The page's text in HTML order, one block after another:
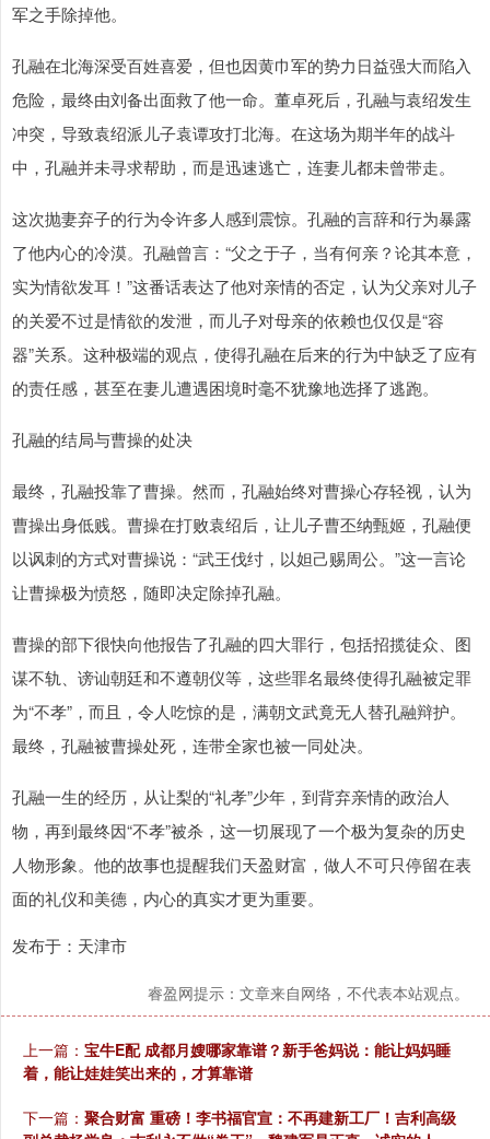
军之手除掉他。
孔融在北海深受百姓喜爱，但也因黄巾军的势力日益强大而陷入
危险，最终由刘备出面救了他一命。董卓死后，孔融与袁绍发生
冲突，导致袁绍派儿子袁谭攻打北海。在这场为期半年的战斗
中，孔融并未寻求帮助，而是迅速逃亡，连妻儿都未曾带走。
这次抛妻弃子的行为令许多人感到震惊。孔融的言辞和行为暴露
了他内心的冷漠。孔融曾言：“父之于子，当有何亲？论其本意，
实为情欲发耳！”这番话表达了他对亲情的否定，认为父亲对儿子
的关爱不过是情欲的发泄，而儿子对母亲的依赖也仅仅是“容
器”关系。这种极端的观点，使得孔融在后来的行为中缺乏了应有
的责任感，甚至在妻儿遭遇困境时毫不犹豫地选择了逃跑。
孔融的结局与曹操的处决
最终，孔融投靠了曹操。然而，孔融始终对曹操心存轻视，认为
曹操出身低贱。曹操在打败袁绍后，让儿子曹丕纳甄姬，孔融便
以讽刺的方式对曹操说：“武王伐纣，以妲己赐周公。”这一言论
让曹操极为愤怒，随即决定除掉孔融。
曹操的部下很快向他报告了孔融的四大罪行，包括招揽徒众、图
谋不轨、谤讪朝廷和不遵朝仪等，这些罪名最终使得孔融被定罪
为“不孝”，而且，令人吃惊的是，满朝文武竟无人替孔融辩护。
最终，孔融被曹操处死，连带全家也被一同处决。
孔融一生的经历，从让梨的“礼孝”少年，到背弃亲情的政治人
物，再到最终因“不孝”被杀，这一切展现了一个极为复杂的历史
人物形象。他的故事也提醒我们天盈财富，做人不可只停留在表
面的礼仪和美德，内心的真实才更为重要。
发布于：天津市
睿盈网提示：文章来自网络，不代表本站观点。
上一篇： 宝牛E配 成都月嫂哪家靠谱？新手爸妈说：能让妈妈睡
着，能让娃娃笑出来的，才算靠谱
下一篇： 聚合财富 重磅！李书福官宣：不再建新工厂！吉利高级